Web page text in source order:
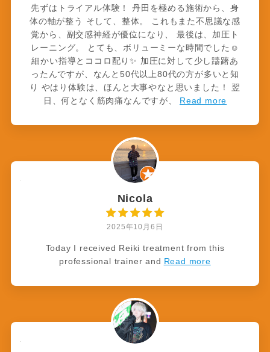
先ずはトライアル体験！ 丹田を極める施術から、身
体の軸が整う そして、整体。 これもまた不思議な感
覚から、副交感神経が優位になり、 最後は、加圧ト
レーニング。 とても、ボリューミーな時間でした☺️
細かい指導とココロ配り✨ 加圧に対して少し躊躇あ
ったんですが、なんと50代以上80代の方が多いと知
り やはり体験は、ほんと大事やなと思いました！ 翌
日、何となく筋肉痛なんですが、
Read more
Nicola
2025年10月6日
Today I received Reiki treatment from this
professional trainer and Read more